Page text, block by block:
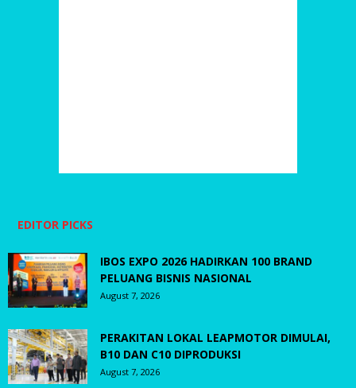
EDITOR PICKS
IBOS EXPO 2026 HADIRKAN 100 BRAND
PELUANG BISNIS NASIONAL
August 7, 2026
PERAKITAN LOKAL LEAPMOTOR DIMULAI,
B10 DAN C10 DIPRODUKSI
August 7, 2026